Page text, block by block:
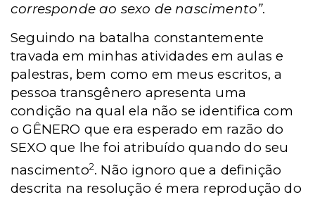
corresponde ao sexo de nascimento”.
Seguindo na batalha constantemente
travada em minhas atividades em aulas e
palestras, bem como em meus escritos, a
pessoa transgênero apresenta uma
condição na qual ela não se identifica com
o GÊNERO que era esperado em razão do
SEXO que lhe foi atribuído quando do seu
nascimento2. Não ignoro que a definição
descrita na resolução é mera reprodução do